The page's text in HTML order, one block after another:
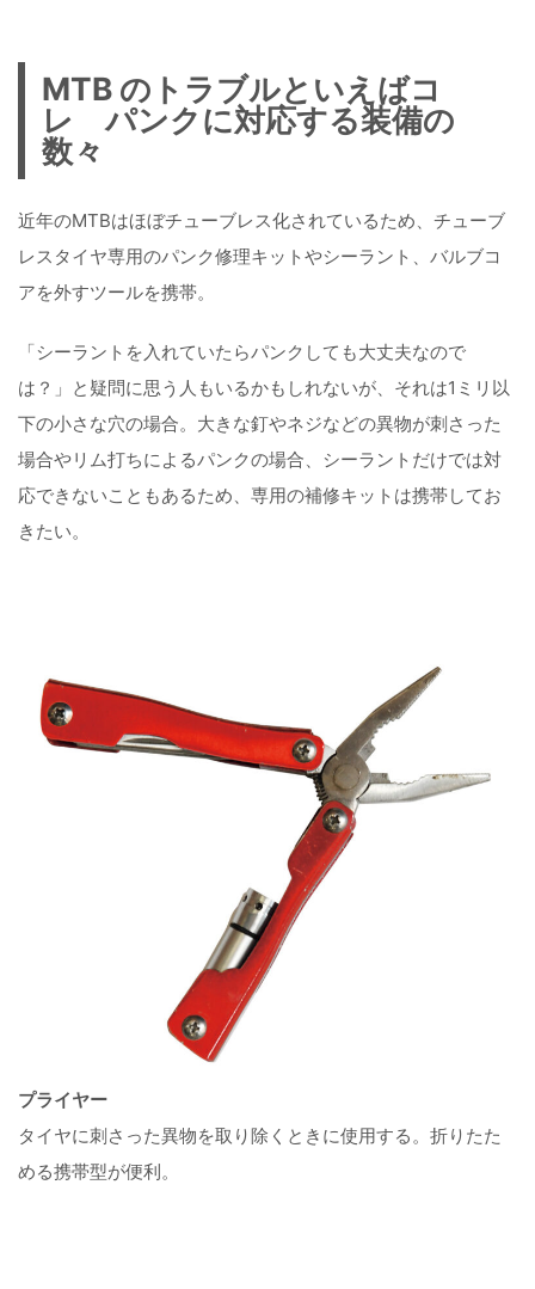
MTB のトラブルといえばコ
レ パンクに対応する装備の
数々
近年のMTBはほぼチューブレス化されているため、チューブ
レスタイヤ専用のパンク修理キットやシーラント、バルブコ
アを外すツールを携帯。
「シーラントを入れていたらパンクしても大丈夫なので
は？」と疑問に思う人もいるかもしれないが、それは1ミリ以
下の小さな穴の場合。大きな釘やネジなどの異物が刺さった
場合やリム打ちによるパンクの場合、シーラントだけでは対
応できないこともあるため、専用の補修キットは携帯してお
きたい。
プライヤー
タイヤに刺さった異物を取り除くときに使用する。折りたた
める携帯型が便利。